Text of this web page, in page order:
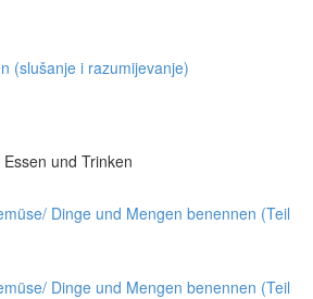
(slušanje i razumijevanje)
und Trinken
Dinge und Mengen benennen (Teil
Dinge und Mengen benennen (Teil